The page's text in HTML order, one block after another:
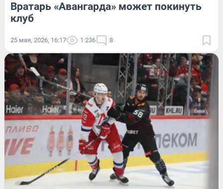
Вратарь «Авангарда» может покинуть
клуб
25 мая, 2026, 16:17 1 236 8